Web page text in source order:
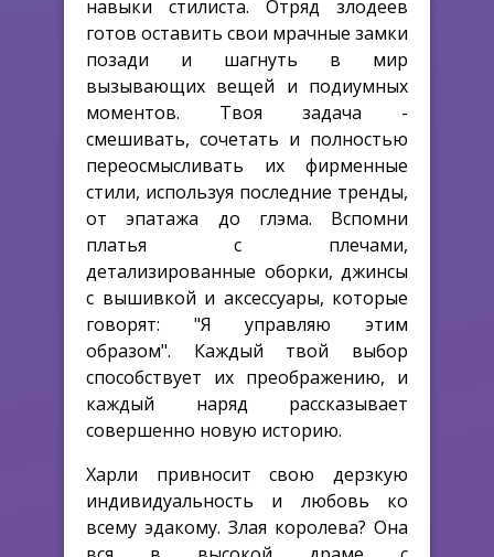
навыки стилиста. Отряд злодеев
готов оставить свои мрачные замки
позади и шагнуть в мир
вызывающих вещей и подиумных
моментов. Твоя задача -
смешивать, сочетать и полностью
переосмысливать их фирменные
стили, используя последние тренды,
от эпатажа до глэма. Вспомни
платья с плечами,
детализированные оборки, джинсы
с вышивкой и аксессуары, которые
говорят: "Я управляю этим
образом". Каждый твой выбор
способствует их преображению, и
каждый наряд рассказывает
совершенно новую историю.
Харли привносит свою дерзкую
индивидуальность и любовь ко
всему эдакому. Злая королева? Она